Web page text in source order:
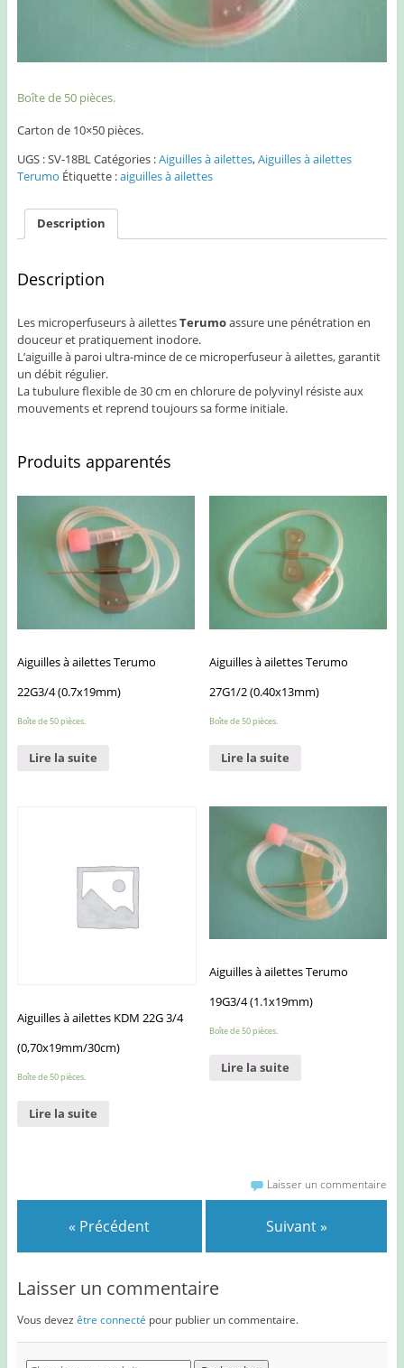
Boîte de 50 pièces.
Carton de 10×50 pièces.
UGS :SV-18BLCatégories :Aiguilles à ailettes,Aiguilles à ailettes
Terumo Étiquette :aiguilles à ailettes
Description
Description
Les microperfuseurs à ailettesTerumoassure une pénétration en
douceur et pratiquement inodore.
L’aiguille à paroi ultra-mince de ce microperfuseur à ailettes, garantit
un débit régulier.
La tubulure flexible de 30 cm en chlorure de polyvinyl résiste aux
mouvements et reprend toujours sa forme initiale.
Produits apparentés
Aiguilles à ailettes Terumo
22G3/4 (0.7x19mm)
Boîte de 50 pièces.
Lire la suite
Aiguilles à ailettes Terumo
27G1/2 (0.40x13mm)
Boîte de 50 pièces.
Lire la suite
Aiguilles à ailettes KDM 22G 3/4
(0,70x19mm/30cm)
Boîte de 50 pièces.
Lire la suite
Aiguilles à ailettes Terumo
19G3/4 (1.1x19mm)
Boîte de 50 pièces.
Lire la suite
Laisser un commentaire
« Précédent Suivant »
Laisser un commentaire
Vous devez être connecté pour publier un commentaire.